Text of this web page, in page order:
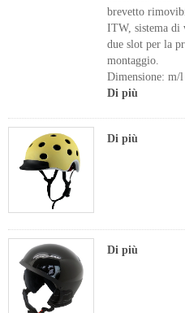
brevetto
ITW, sistema di
due slot per la
montaggio.
Dimensione: m/
Di più
Di più
Di più